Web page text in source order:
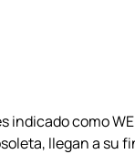
indicado como
llegan a su